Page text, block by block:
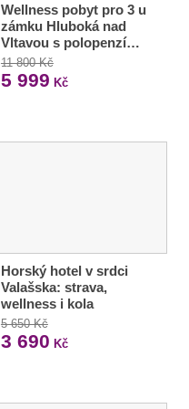
Wellness pobyt pro 3 u
zámku Hluboká nad
Vltavou s polopenzí…
11 800 Kč
5 999 Kč
Horský hotel v srdci
Valašska: strava,
wellness i kola
5 650 Kč
3 690 Kč